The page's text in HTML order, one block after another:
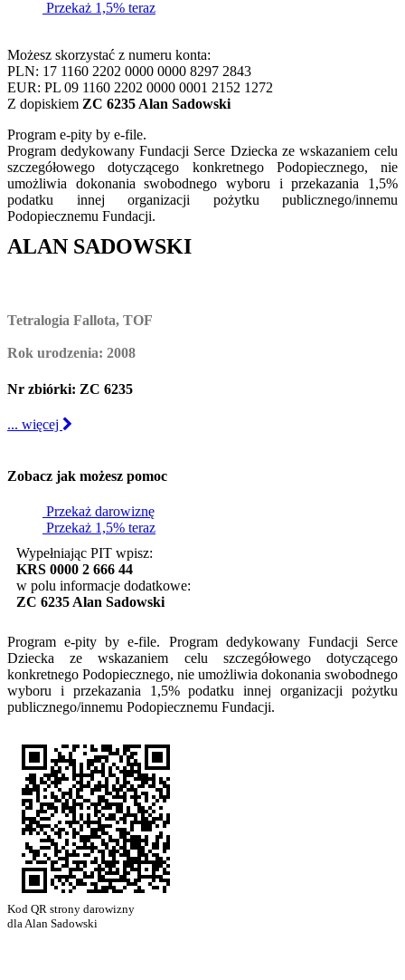
Przekaż 1,5% teraz
Możesz skorzystać z numeru konta:
PLN: 17 1160 2202 0000 0000 8297 2843
EUR: PL 09 1160 2202 0000 0001 2152 1272
Z dopiskiem ZC 6235 Alan Sadowski
Program e-pity by e-file.
Program dedykowany Fundacji Serce Dziecka ze wskazaniem celu
szczegółowego dotyczącego konkretnego Podopiecznego, nie
umożliwia dokonania swobodnego wyboru i przekazania 1,5%
podatku innej organizacji pożytku publicznego/innemu
Podopiecznemu Fundacji.
ALAN SADOWSKI
Tetralogia Fallota, TOF
Rok urodzenia: 2008
Nr zbiórki: ZC 6235
... więcej
Zobacz jak możesz pomoc
Przekaż darowiznę
Przekaż 1,5% teraz
Wypełniając PIT wpisz:
KRS 0000 2 666 44
w polu informacje dodatkowe:
ZC 6235 Alan Sadowski
Program e-pity by e-file. Program dedykowany Fundacji Serce
Dziecka ze wskazaniem celu szczegółowego dotyczącego
konkretnego Podopiecznego, nie umożliwia dokonania swobodnego
wyboru i przekazania 1,5% podatku innej organizacji pożytku
publicznego/innemu Podopiecznemu Fundacji.
Kod QR strony darowizny
dla Alan Sadowski